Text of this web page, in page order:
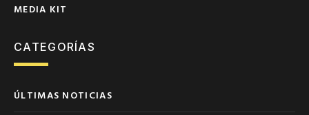
MEDIA KIT
CATEGORÍAS
ÚLTIMAS NOTICIAS